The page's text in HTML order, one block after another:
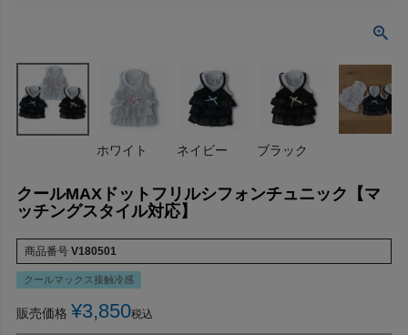
ホワイト ネイビー ブラック
クールMAXドットフリルシフォンチュニック【マ
ッチングスタイル対応】
商品番号 V180501
クールマックス接触冷感
販売価格 ¥3,850税込